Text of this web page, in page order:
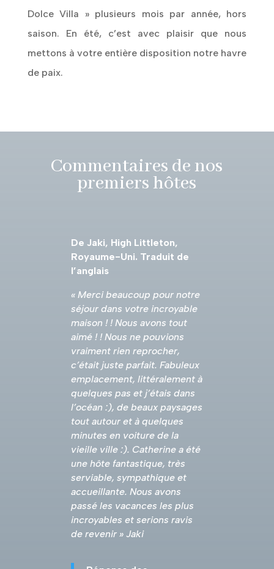
Dolce Villa » plusieurs mois par année, hors
saison. En été, c’est avec plaisir que nous
mettons à votre entière disposition notre havre
de paix.
Commentaires de nos
premiers hôtes
De Jaki, High Littleton,
Royaume-Uni. Traduit de
l’anglais
« Merci beaucoup pour notre
séjour dans votre incroyable
maison ! ! Nous avons tout
aimé ! ! Nous ne pouvions
vraiment rien reprocher,
c’était juste parfait. Fabuleux
emplacement, littéralement à
quelques pas et j’étais dans
l’océan :), de beaux paysages
tout autour et à quelques
minutes en voiture de la
vieille ville :). Catherine a été
une hôte fantastique, très
serviable, sympathique et
accueillante. Nous avons
passé les vacances les plus
incroyables et serions ravis
de revenir » Jaki